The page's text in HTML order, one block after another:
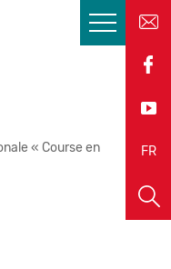
FR
EN
« Course en